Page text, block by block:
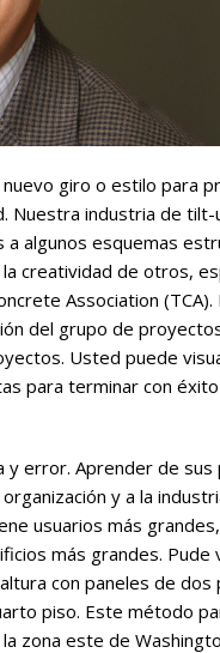
giro o estilo para
Nuestra industria de tilt-
algunos esquemas
creatividad de otros,
Association (TCA).
del grupo de
Usted puede
para terminar con
y error. Aprender de sus
y a la
usuarios más
más grandes. Pude
con paneles de dos
piso. Este método
zona este de